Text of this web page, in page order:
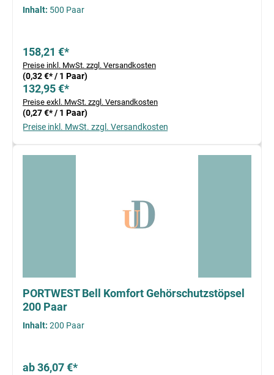
Inhalt: 500 Paar
158,21 €*
Preise inkl. MwSt. zzgl. Versandkosten
(0,32 €* / 1 Paar)
132,95 €*
Preise exkl. MwSt. zzgl. Versandkosten
(0,27 €* / 1 Paar)
Preise inkl. MwSt. zzgl. Versandkosten
PORTWEST Bell Komfort Gehörschutzstöpsel
200 Paar
Inhalt: 200 Paar
ab 36,07 €*